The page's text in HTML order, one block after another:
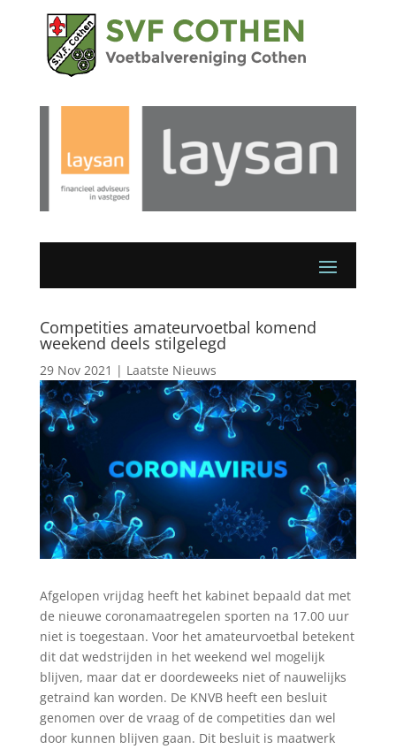
Competities amateurvoetbal komend
weekend deels stilgelegd
29 Nov 2021 | Laatste Nieuws
Afgelopen vrijdag heeft het kabinet bepaald dat met
de nieuwe coronamaatregelen sporten na 17.00 uur
niet is toegestaan. Voor het amateurvoetbal betekent
dit dat wedstrijden in het weekend wel mogelijk
blijven, maar dat er doordeweeks niet of nauwelijks
getraind kan worden. De KNVB heeft een besluit
genomen over de vraag of de competities dan wel
door kunnen blijven gaan. Dit besluit is maatwerk